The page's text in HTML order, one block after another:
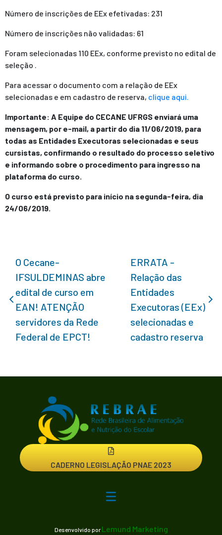
Número de inscrições de EEx efetivadas: 231
Número de inscrições não validadas: 61
Foram selecionadas 110 EEx, conforme previsto no edital de
seleção .
Para acessar o documento com a relação de EEx
selecionadas e em cadastro de reserva, clique aqui.
Importante: A Equipe do CECANE UFRGS enviará uma
mensagem, por e-mail, a partir do dia 11/06/2019, para
todas as Entidades Executoras selecionadas e seus
cursistas, confirmando o resultado do processo seletivo
e informando sobre o procedimento para ingresso na
plataforma do curso.
O curso está previsto para início na segunda-feira, dia
24/06/2019.
O Cecane-
IFSULDEMINAS abre
edital de curso em
EAN! ATENÇÃO
servidores da Rede
Federal de EPCT!
ERRATA -
Relação das
Entidades
Executoras (EEx)
selecionadas e
cadastro reserva
CADERNO LEGISLAÇÃO PNAE 2023
Desenvolvido por Lemund Marketing